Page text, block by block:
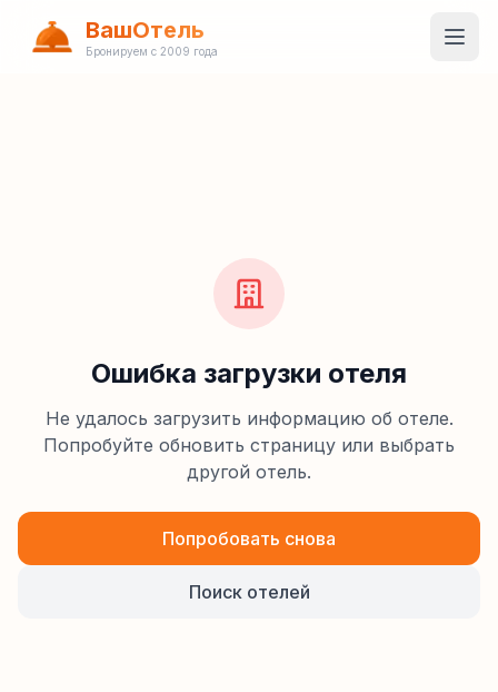
ВашОтель
Бронируем с 2009 года
Ошибка загрузки отеля
Не удалось загрузить информацию об отеле.
Попробуйте обновить страницу или выбрать
другой отель.
Попробовать снова
Поиск отелей